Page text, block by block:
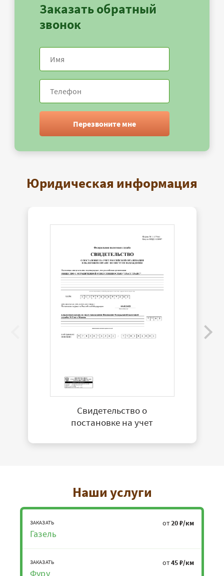
Заказать обратный
звонок
Перезвоните мне
Юридическая информация
Свидетельство о
постановке на учет
Наши услуги
ЗАКАЗАТЬ
Газель
от20 ₽/км
ЗАКАЗАТЬ
Фуру
от45 ₽/км